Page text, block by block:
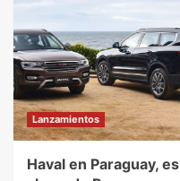
Lanzamientos
Haval en Paraguay, es